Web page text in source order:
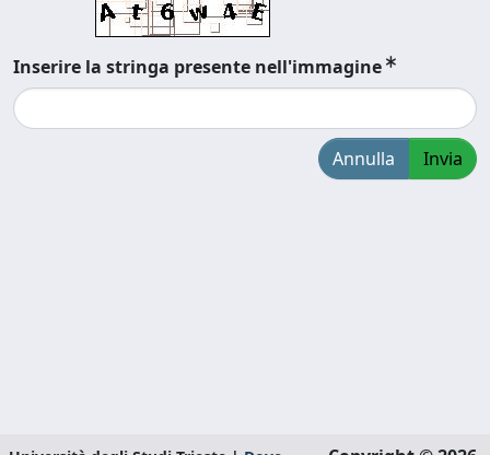
Inserire la stringa presente nell'immagine
Annulla Invia